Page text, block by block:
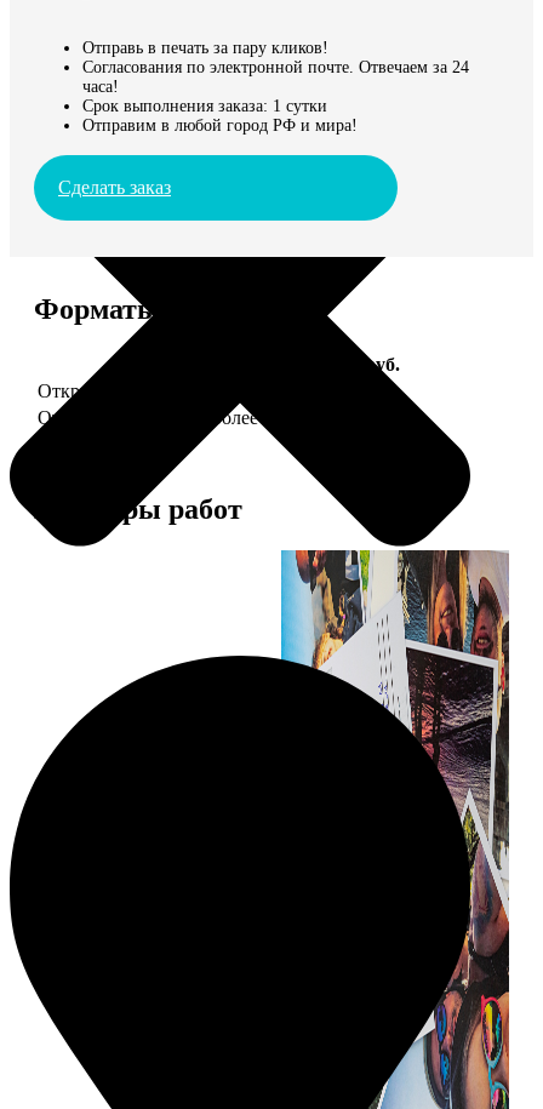
Отправь в печать за пару кликов!
Согласования по электронной почте. Отвечаем за 24
часа!
Срок выполнения заказа: 1 сутки
Отправим в любой город РФ и мира!
Сделать заказ
Форматы и цены
Цена, руб.
Открытка А5 "отправим за Вас"
Открытка А5 6 шт и более
Примеры работ